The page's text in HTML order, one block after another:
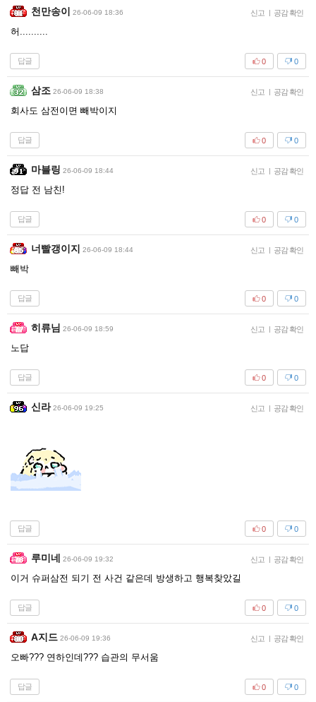
천만송이 26-06-09 18:36 신고 | 공감 확인
허..........
답글 0
0
삼조 26-06-09 18:38 신고 | 공감 확인
회사도 삼전이면 빼박이지
답글 0
0
마블링 26-06-09 18:44 신고 | 공감 확인
정답 전 남친!
답글 0
0
너빨갱이지 26-06-09 18:44 신고 | 공감 확인
빼박
답글 0
0
히류님 26-06-09 18:59 신고 | 공감 확인
노답
답글 0
0
신라 26-06-09 19:25 신고 | 공감 확인
답글 0
0
루미네 26-06-09 19:32 신고 | 공감 확인
이거 슈퍼삼전 되기 전 사건 같은데 방생하고 행복찾았길
답글 0
0
A지드 26-06-09 19:36 신고 | 공감 확인
오빠??? 연하인데??? 습관의 무서움
답글 0
0